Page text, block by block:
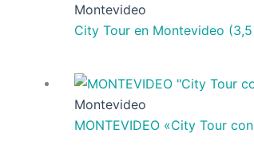
Montevideo
City Tour en Montevideo
Montevideo
MONTEVIDEO «City Tour